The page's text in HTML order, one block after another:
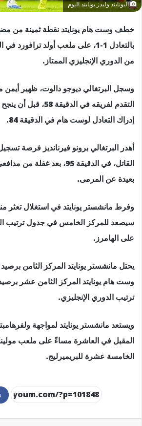
اليونايتد وليدز يونايتد اليوم
خطف وست هام يونايتد نقطة ثمينة من
بالتعادل 1-1، على ملعب أولد
من الدوري الإنجليزي الممتاز.
وسجل البرتغالي ديوجو دالوت، ظهير أيمن
التقدم لفريقه في
إدراك التعادل لوست هام في الدقيقة 84.
أهدر البرتغالي برونو فيرنانديز فرصة
القاتل، في الدقيقة 95، بعد
بعيدة عن المرمى.
وفرط مانشستر يونايتد في استغلال تعثر
سيصعد للمركز الخامس في جدول ترتيب
على الهامرز.
ترتيب الدوري الإنجليزي.
ويستعد مانشستر يونايتد لمواجهة
المقبل في العاشرة مساءً على ملعب
الخامسة عشرة للبريميرليج.